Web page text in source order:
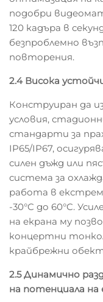
подобри
120 кадъра в
безпроблемно
повторения.
2.4 Висока
Конструиран да
условия,
стандарти за
IP65/IP67,
силен дъжд или
система за
работа в
-30°C до 60°C.
на екрана му
концертни
крайбрежни
2.5 Динамично
на потенциала на